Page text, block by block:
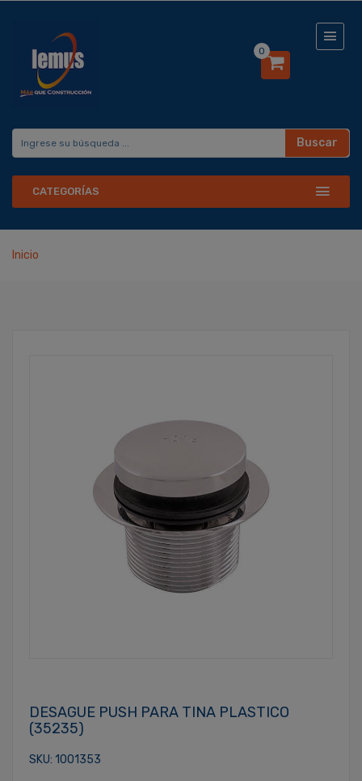
0
Buscar
CATEGORÍAS
Inicio
DESAGUE PUSH PARA TINA PLASTICO
(35235)
SKU: 1001353